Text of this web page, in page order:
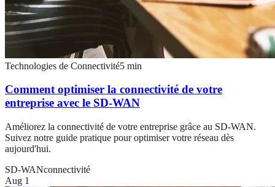
Technologies de Connectivité5 min
Comment optimiser la connectivité de votre
entreprise avec le SD-WAN
Améliorez la connectivité de votre entreprise grâce au SD-WAN.
Suivez notre guide pratique pour optimiser votre réseau dès
aujourd'hui.
SD-WANconnectivité
Aug 1